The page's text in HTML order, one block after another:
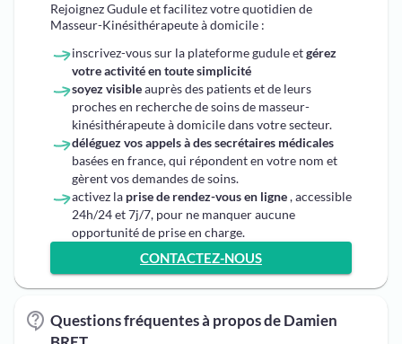
Rejoignez Gudule et facilitez votre quotidien de
Masseur-Kinésithérapeute à domicile :
inscrivez-vous sur la plateforme gudule etgérez
votre activité en toute simplicité
soyez visibleauprès des patients et de leurs
proches en recherche de soins de masseur-
kinésithérapeute à domicile dans votre secteur.
déléguez vos appels à des secrétaires médicales
basées en france, qui répondent en votre nom et
gèrent vos demandes de soins.
activez la prise de rendez-vous en ligne, accessible
24h/24 et 7j/7, pour ne manquer aucune
opportunité de prise en charge.
CONTACTEZ-NOUS
Questions fréquentes à propos de Damien